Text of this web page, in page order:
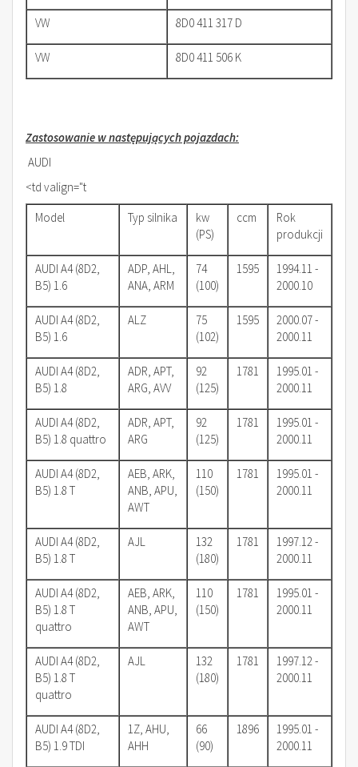
VW 8D0 411 317 D
VW 8D0 411 506 K
Zastosowanie w następujących pojazdach:
AUDI
<td valign="t
Model
Typ silnika
kw
(PS)
ccm
Rok
produkcji
AUDI A4 (8D2,
B5) 1.6
ADP, AHL,
ANA, ARM
74
(100)
1595
1994.11 -
2000.10
AUDI A4 (8D2,
B5) 1.6
ALZ
75
(102)
1595
2000.07 -
2000.11
AUDI A4 (8D2,
B5) 1.8
ADR, APT,
ARG, AVV
92
(125)
1781
1995.01 -
2000.11
AUDI A4 (8D2,
B5) 1.8 quattro
ADR, APT,
ARG
92
(125)
1781
1995.01 -
2000.11
AUDI A4 (8D2,
B5) 1.8 T
AEB, ARK,
ANB, APU,
AWT
110
(150)
1781
1995.01 -
2000.11
AUDI A4 (8D2,
B5) 1.8 T
AJL
132
(180)
1781
1997.12 -
2000.11
AUDI A4 (8D2,
B5) 1.8 T
quattro
AEB, ARK,
ANB, APU,
AWT
110
(150)
1781
1995.01 -
2000.11
AUDI A4 (8D2,
B5) 1.8 T
quattro
AJL
132
(180)
1781
1997.12 -
2000.11
AUDI A4 (8D2,
B5) 1.9 TDI
1Z, AHU,
AHH
66
(90)
1896
1995.01 -
2000.11